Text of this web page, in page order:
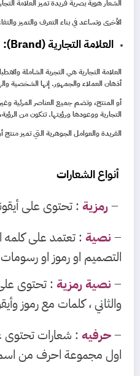
الشعار هوية بصرية فريدة تميز العلامة
الأخرى وتساعد في بناء التعرف والتميز
العلامة التجارية (Brand):
العلامة التجارية هي التجربة الشاملة
أذهان العملاء والجمهور. إنها الشخصية
أو المنتج، وتضم جميع العناصر المرئية
التجارية ووعودها ورؤيتها. تتكون من
الفريدة والعوامل الجوهرية التي تميز
أنواع الشعارات
–رمزية : تحتوى على
–نصية : تعتمد على كلمه
التصميم او رموز او
–نصية رمزية : تحتوى
والثاني ، كلمات مع رموز
–حرفيه : شعارات تحتوى
اول مجموعة احرف من اسم